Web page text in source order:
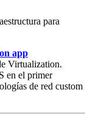
para
app
Virtualization.
en el primer
de red custom